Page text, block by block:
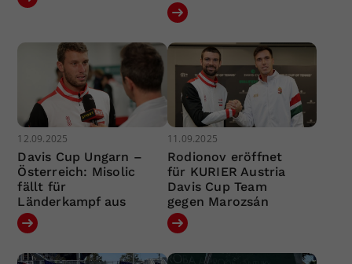
12.09.2025
Davis Cup Ungarn –
Österreich: Misolic
fällt für
Länderkampf aus
11.09.2025
Rodionov eröffnet
für KURIER Austria
Davis Cup Team
gegen Marozsán